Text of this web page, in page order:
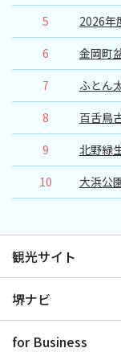
スポーツ施設
NEWS
お問い合わせ
堺ナビ
ようこそ堺へ
地図から探す
スポット検索
観光案内所
5
2026
6
金岡町
7
ふとん
8
百舌鳥
9
北野緑
10
大浜公
観光サイト
堺ナビ
for Business